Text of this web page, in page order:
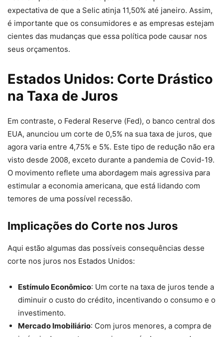
expectativa de que a Selic atinja 11,50% até janeiro. Assim,
é importante que os consumidores e as empresas estejam
cientes das mudanças que essa política pode causar nos
seus orçamentos.
Estados Unidos: Corte Drástico
na Taxa de Juros
Em contraste, o Federal Reserve (Fed), o banco central dos
EUA, anunciou um corte de 0,5% na sua taxa de juros, que
agora varia entre 4,75% e 5%. Este tipo de redução não era
visto desde 2008, exceto durante a pandemia de Covid-19.
O movimento reflete uma abordagem mais agressiva para
estimular a economia americana, que está lidando com
temores de uma possível recessão.
Implicações do Corte nos Juros
Aqui estão algumas das possíveis consequências desse
corte nos juros nos Estados Unidos:
Estímulo Econômico: Um corte na taxa de juros tende a
diminuir o custo do crédito, incentivando o consumo e o
investimento.
Mercado Imobiliário: Com juros menores, a compra de